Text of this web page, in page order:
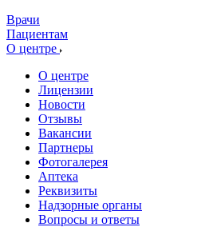
Врачи
Пациентам
О центре
О центре
Лицензии
Новости
Отзывы
Вакансии
Партнеры
Фотогалерея
Аптека
Реквизиты
Надзорные органы
Вопросы и ответы